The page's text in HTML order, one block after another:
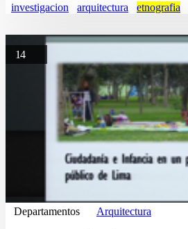
investigacion arquitectura etnografia
14
Departamentos Arquitectura